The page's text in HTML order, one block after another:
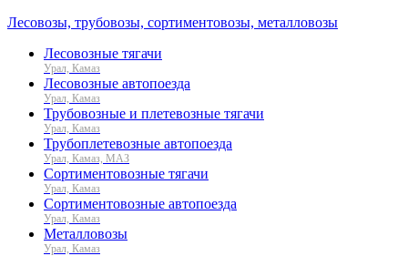
Лесовозы, трубовозы, сортиментовозы, металловозы
Лесовозные тягачи
Урал, Камаз
Лесовозные автопоезда
Урал, Камаз
Трубовозные и плетевозные тягачи
Урал, Камаз
Трубоплетевозные автопоезда
Урал, Камаз, МАЗ
Сортиментовозные тягачи
Урал, Камаз
Сортиментовозные автопоезда
Урал, Камаз
Металловозы
Урал, Камаз